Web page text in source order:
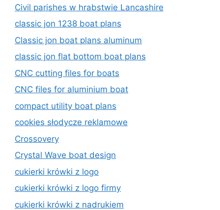
Civil parishes w hrabstwie Lancashire
classic jon 1238 boat plans
Classic jon boat plans aluminum
classic jon flat bottom boat plans
CNC cutting files for boats
CNC files for aluminium boat
compact utility boat plans
cookies słodycze reklamowe
Crossovery
Crystal Wave boat design
cukierki krówki z logo
cukierki krówki z logo firmy
cukierki krówki z nadrukiem